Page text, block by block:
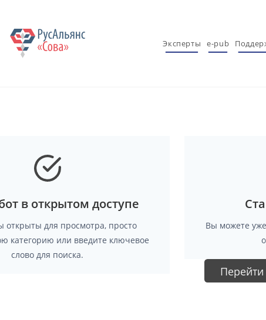
Эксперты e-pub
в открытом доступе
открыты для просмотра, просто
категорию или введите ключевое
слово для поиска.
Вы можете